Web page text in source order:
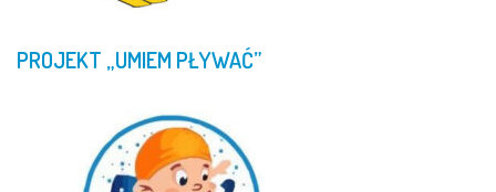
PROJEKT „UMIEMPŁYWAĆ”